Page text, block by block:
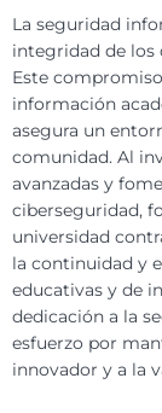
La seguridad
integridad de los
Este
información
asegura un
comunidad. Al
avanzadas y
ciberseguridad,
universidad
la continuidad y
educativas y de
dedicación a la
esfuerzo por
innovador y a la